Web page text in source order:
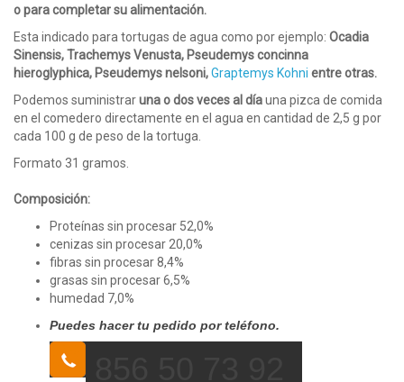
o para completar su alimentación.
Esta indicado para tortugas de agua como por ejemplo: Ocadia
Sinensis, Trachemys Venusta, Pseudemys concinna
hieroglyphica, Pseudemys nelsoni,Graptemys Kohni entre otras.
Podemos suministraruna o dos veces al díauna pizca de comida
en el comedero directamente en el agua en cantidad de 2,5 g por
cada 100 g de peso de la tortuga.
Formato 31 gramos.
Composición:
Proteínas sin procesar 52,0%
cenizas sin procesar 20,0%
fibras sin procesar 8,4%
grasas sin procesar 6,5%
humedad 7,0%
Puedes hacer tu pedido por teléfono.